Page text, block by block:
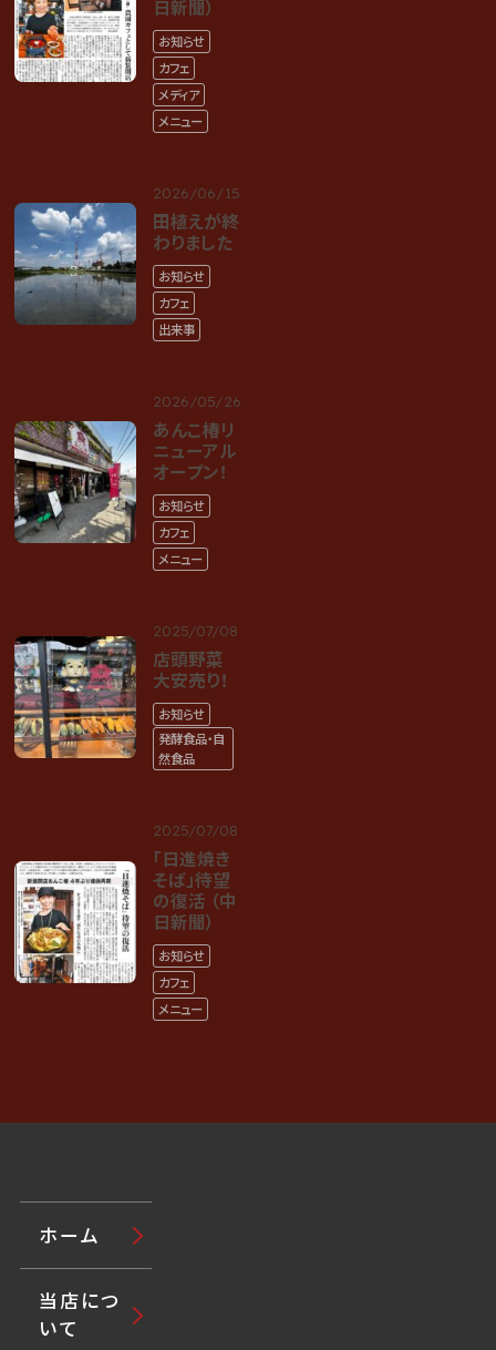
日新聞）
お知らせ
カフェ
メディア
メニュー
2026/06/15
田植えが終
わりました
お知らせ
カフェ
出来事
2026/05/26
あんこ椿リ
ニューアル
オープン！
お知らせ
カフェ
メニュー
2025/07/08
店頭野菜
大安売り！
お知らせ
発酵食品・自
然食品
2025/07/08
「日進焼き
そば」待望
の復活 （中
日新聞）
お知らせ
カフェ
メニュー
ホーム
当店につ
いて